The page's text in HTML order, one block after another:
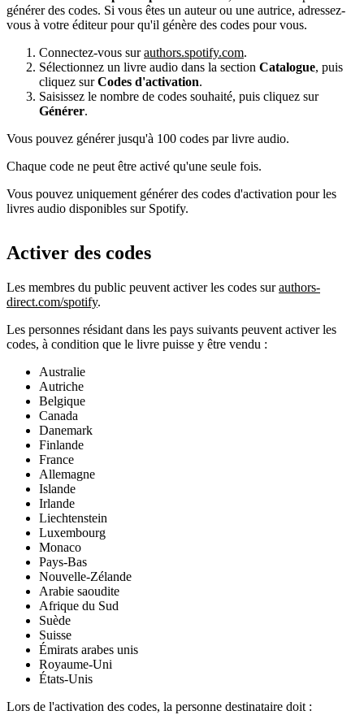
générer des codes. Si vous êtes un auteur ou une autrice, adressez-
vous à votre éditeur pour qu'il génère des codes pour vous.
Connectez-vous surauthors.spotify.com.
Sélectionnez un livre audio dans la section Catalogue, puis
cliquez surCodes d'activation.
Saisissez le nombre de codes souhaité, puis cliquez sur
Générer.
Vous pouvez générer jusqu'à 100 codes par livre audio.
Chaque code ne peut être activé qu'une seule fois.
Vous pouvez uniquement générer des codes d'activation pour les
livres audio disponibles sur Spotify.
Activer des codes
Les membres du public peuvent activer les codes surauthors-
direct.com/spotify.
Les personnes résidant dans les pays suivants peuvent activer les
codes, à condition que le livre puisse y être vendu :
Australie
Autriche
Belgique
Canada
Danemark
Finlande
France
Allemagne
Islande
Irlande
Liechtenstein
Luxembourg
Monaco
Pays-Bas
Nouvelle-Zélande
Arabie saoudite
Afrique du Sud
Suède
Suisse
Émirats arabes unis
Royaume-Uni
États-Unis
Lors de l'activation des codes, la personne destinataire doit :